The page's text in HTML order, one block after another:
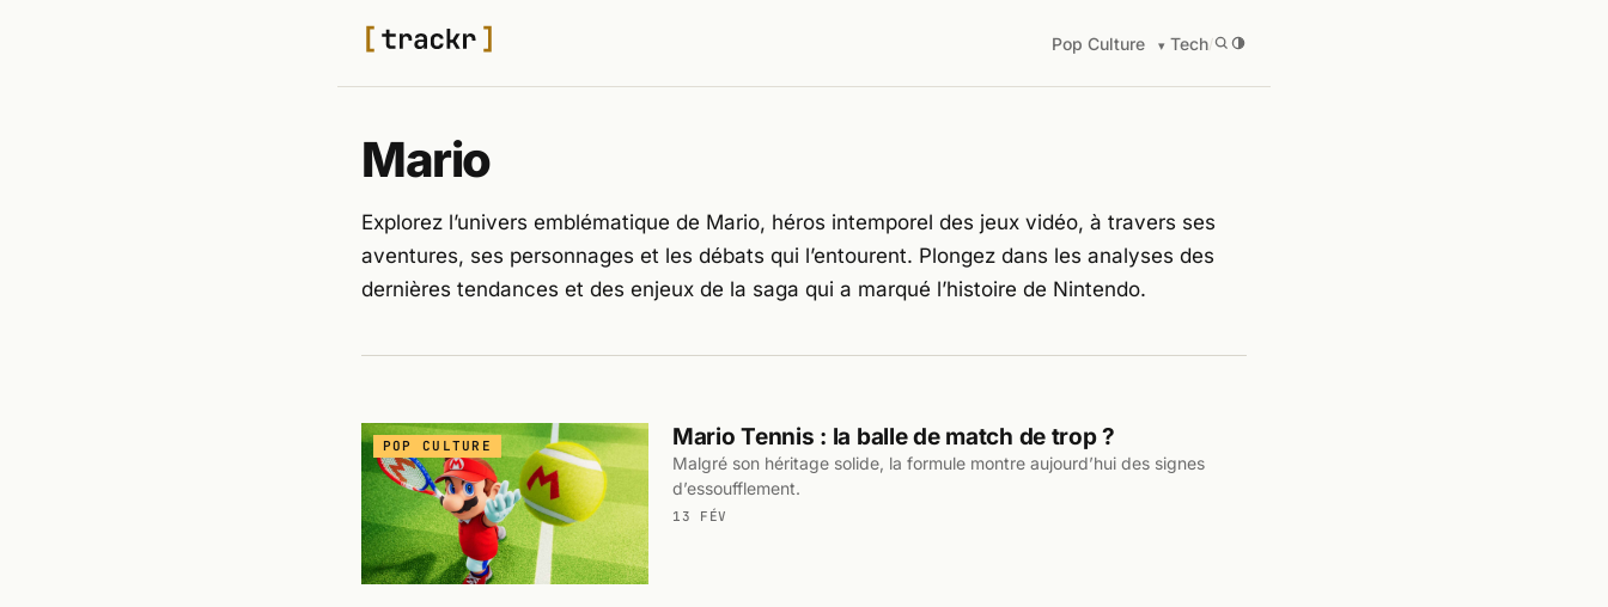
Pop Culture Tech/
Mario
Explorez l’univers emblématique de Mario, héros intemporel des jeux vidéo, à travers ses
aventures, ses personnages et les débats qui l’entourent. Plongez dans les analyses des
dernières tendances et des enjeux de la saga qui a marqué l’histoire de Nintendo.
POP CULTURE Mario Tennis : la balle de match de trop ?
Malgré son héritage solide, la formule montre aujourd’hui des signes
d’essoufflement.
13 FÉV